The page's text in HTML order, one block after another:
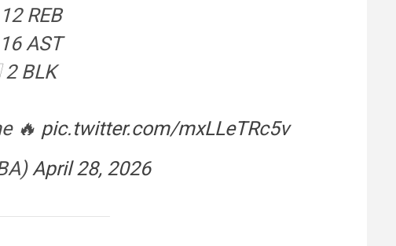
REB
AST
2 BLK
🔥 pic.twitter.com/mxLLeTRc5v
April 28, 2026